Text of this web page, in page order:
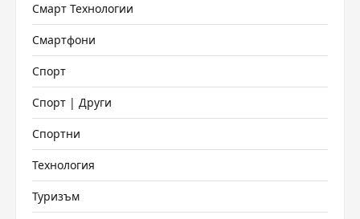
Смарт Технологии
Смартфони
Спорт
Спорт | Други
Спортни
Технология
Туризъм